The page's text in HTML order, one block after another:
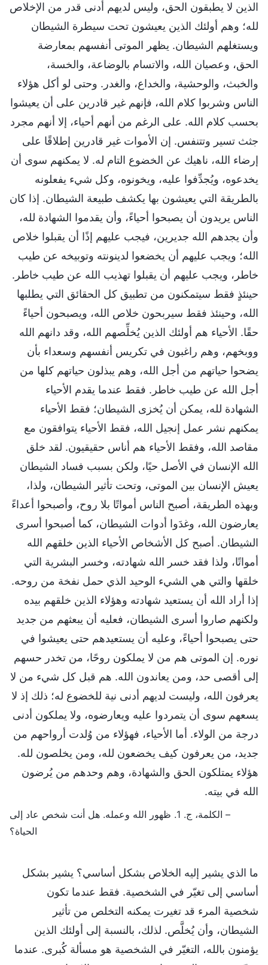
الذين لا يطبقون الحق، وليس لديهم أدنى قدر من الإخلاص
لله؛ وهم أولئك الذين يعيشون تحت سيطرة الشيطان
ويستغلهم الشيطان. يظهر الموتى أنفسهم بمعارضة
الحق، وعصيان الله، والاتسام بالوضاعة، والخسة،
والخبث، والوحشية، والخداع، والغدر. وحتى لو أكل هؤلاء
الناس وشربوا كلام الله، فإنهم غير قادرين على أن يعيشوا
بحسب كلام الله. على الرغم من أنهم أحياء، إلا أنهم مجرد
جثث تسير وتتنفس. إن الأموات غير قادرين إطلاقًا على
إرضاء الله، ناهيك عن الخضوع التام له. لا يمكنهم سوى أن
يخدعوه، ويُجدِّفوا عليه، ويخونوه، وكل شيء يفعلونه
بالطريقة التي يعيشون بها يكشف طبيعة الشيطان. إذا كان
الناس يريدون أن يصبحوا أحياءً، وأن يقدموا الشهادة لله،
وأن يجدهم الله جديرين، فيجب عليهم إذًا أن يقبلوا خلاص
الله؛ ويجب عليهم أن يخضعوا لدينونته وتوبيخه عن طيب
خاطر، ويجب عليهم أن يقبلوا تهذيب الله عن طيب خاطر.
حينئذٍ فقط سيتمكنون من تطبيق كل الحقائق التي يطلبها
الله، وحينئذ فقط سيربحون خلاص الله، ويصبحون أحياءً
حقًا. الأحياء هم أولئك الذين يُخلِّصهم الله، وقد دانهم الله
ووبخهم، وهم راغبون في تكريس أنفسهم وسعداء بأن
يضحوا حياتهم من أجل الله، وهم يبذلون حياتهم كلها من
أجل الله عن طيب خاطر. فقط عندما يقدم الأحياء
الشهادة لله، يمكن أن يُخزى الشيطان؛ فقط الأحياء
يمكنهم نشر عمل إنجيل الله، فقط الأحياء يتوافقون مع
مقاصد الله، وفقط الأحياء هم أناس حقيقيون. لقد خلق
الله الإنسان في الأصل حيًا، ولكن بسبب فساد الشيطان
يعيش الإنسان بين الموتى، وتحت تأثير الشيطان، ولذا،
وبهذه الطريقة، أصبح الناس أمواتًا بلا روح، وأصبحوا أعداءً
يعارضون الله، وغدَوا أدوات الشيطان، كما أصبحوا أسرى
الشيطان. أصبح كل الأشخاص الأحياء الذين خلقهم الله
أمواتًا، ولذا فقد خسر الله شهادته، وخسر البشرية التي
خلقها والتي هي الشيء الوحيد الذي حمل نفخة من روحه.
إذا أراد الله أن يستعيد شهادته وهؤلاء الذين خلقهم بيده
ولكنهم صاروا أسرى الشيطان، فعليه أن يبعثهم من جديد
حتى يصبحوا أحياءً، وعليه أن يستعيدهم حتى يعيشوا في
نوره. إن الموتى هم من لا يملكون روحًا، من تخدر حسهم
إلى أقصى حد، ومن يعاندون الله. هم قبل كل شيء من لا
يعرفون الله، وليست لديهم أدنى نية للخضوع له؛ ذلك إذ لا
يسعهم سوى أن يتمردوا عليه ويعارضوه، ولا يملكون أدنى
درجة من الولاء. أما الأحياء، فهؤلاء من وُلدت أرواحهم من
جديد، من يعرفون كيف يخضعون لله، ومن يخلصون لله.
هؤلاء يمتلكون الحق والشهادة، وهم وحدهم من يُرضون
الله في بيته.
– الكلمة، ج. 1. ظهور الله وعمله. هل أنت شخص عاد إلى
الحياة؟
ما الذي يشير إليه الخلاص بشكل أساسي؟ يشير بشكل
أساسي إلى تغيّر في الشخصية. فقط عندما تكون
شخصية المرء قد تغيرت يمكنه التخلص من تأثير
الشيطان، وأن يُخلَّص. لذلك، بالنسبة إلى أولئك الذين
يؤمنون بالله، التغيّر في الشخصية هو مسألة كُبرى. عندما